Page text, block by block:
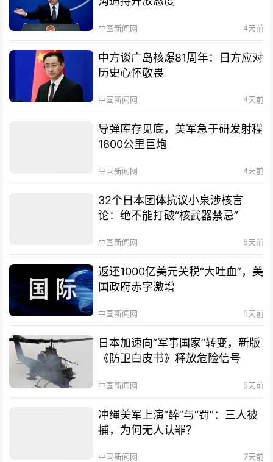
中国新闻网 4天前
中方谈广岛核爆81周年：日方应对
历史心怀敬畏
中国新闻网 4天前
导弹库存见底，美军急于研发射程
1800公里巨炮
中国新闻网 4天前
32个日本团体抗议小泉涉核言
论：绝不能打破“核武器禁忌”
中国新闻网 5天前
返还1000亿美元关税“大吐血”，美
国政府赤字激增
中国新闻网 5天前
日本加速向“军事国家”转变，新版
《防卫白皮书》释放危险信号
中国新闻网 5天前
冲绳美军上演“醉”与“罚”：三人被
捕，为何无人认罪？
中国新闻网 7天前